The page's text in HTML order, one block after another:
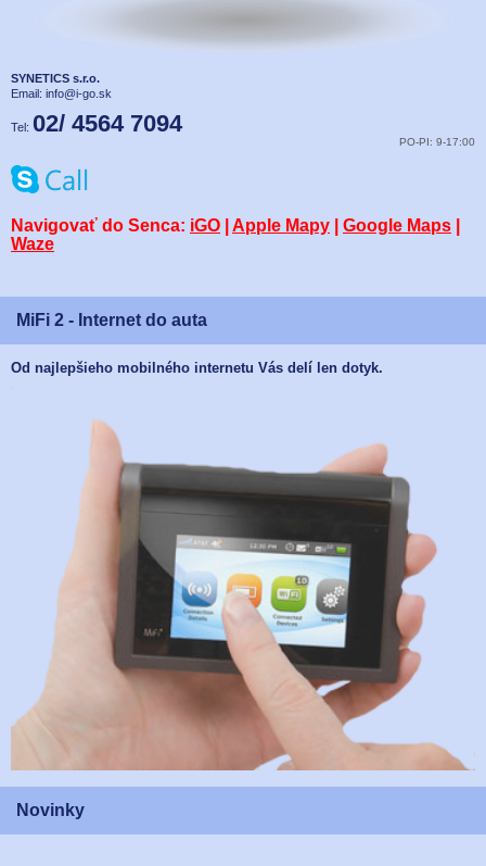
SYNETICS s.r.o.
Email: info@i-go.sk
Tel: 02/ 4564 7094
PO-PI: 9-17:00
Navigovať do Senca: iGO Apple Mapy Google Maps
Waze
MiFi 2 - Internet do auta
Od najlepšieho mobilného internetu Vás delí len dotyk.
Novinky